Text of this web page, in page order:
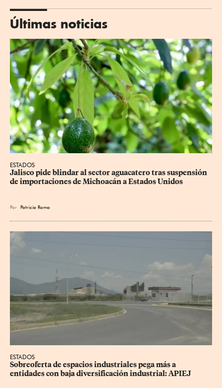
Últimas noticias
ESTADOS
Jalisco pide blindar al sector aguacatero tras suspensión
de importaciones de Michoacán a Estados Unidos
Por Patricia Romo
ESTADOS
Sobreoferta de espacios industriales pega más a
entidades con baja diversificación industrial: APIEJ